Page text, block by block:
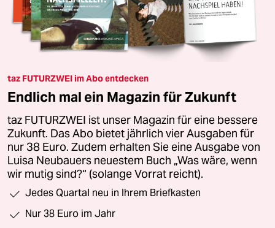
taz FUTURZWEI im Abo entdecken
Endlich mal ein Magazin für Zukunft
taz FUTURZWEI ist unser Magazin für eine bessere
Zukunft. Das Abo bietet jährlich vier Ausgaben für
nur 38 Euro. Zudem erhalten Sie eine Ausgabe von
Luisa Neubauers neuestem Buch „Was wäre, wenn
wir mutig sind?“ (solange Vorrat reicht).
Jedes Quartal neu in Ihrem Briefkasten
Nur 38 Euro im Jahr